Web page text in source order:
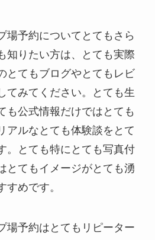
場予約についてとてもさら
知りたい方は、とても実際
とてもブログやとてもレビ
てみてください。とても生
も公式情報だけではとても
アルなとても体験談をとて
。とても特にとても写真付
とてもイメージがとても湧
すめです。
場予約はとてもリピーター